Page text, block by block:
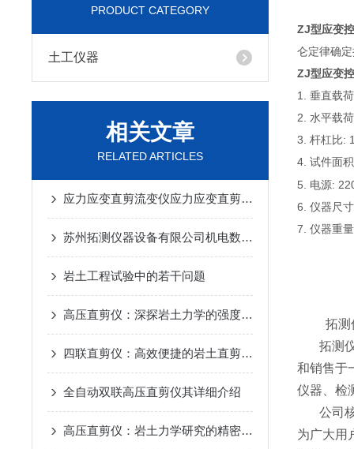
PRODUCT CATEGORY
土工仪器
相关文章
RELATED ARTICLES
应力应变直剪流变仪应力应变直剪流变仪
苏州拓测仪器设备有限公司机电数控高压直剪仪的研发和使用说明
岩土工程试验中的若干问题
高压直剪仪：深探岩土力学的强度标尺
四联直剪仪：高效便捷的岩土直剪检测设备
全自动双联高压直剪仪其详细介绍
高压直剪仪：岩土力学研究的精密探针
ZJ型应变
仑定律确
ZJ型应变
1. 垂直载
2. 水平载
3. 杆杠比:
4. 试件面
5. 电源:
6. 仪器尺
7. 仪器重
拓测
拓测仪
和销售于
仪器、检
公司核
为广大用